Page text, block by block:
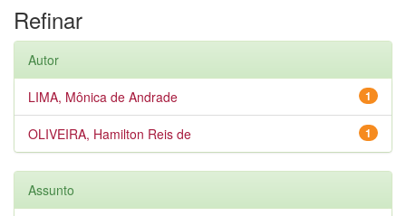
Refinar
Autor
1
LIMA, Mônica de Andrade
1
OLIVEIRA, Hamilton Reis de
Assunto